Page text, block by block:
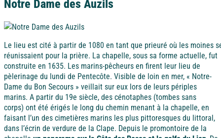
Languedoc
Corse
Côte d'Azur
Ile d'Oléron
Côte d’Argent
Pays basque
Nord / Manche
Notre Dame des Auzils
Le lieu est cité à partir de 1080 en tant que prieuré où les moines
réunissaient pour la prière. La chapelle, sous sa forme actuelle, fut
construite en 1635. Les marins-pêcheurs en firent leur lieu de
pèlerinage du lundi de Pentecôte. Visible de loin en mer, « Notre-
Dame du Bon Secours » veillait sur eux lors de leurs périples
marins. A partir du 19e siècle, des cénotaphes (tombes sans
corps) ont été érigés le long du chemin menant à la chapelle, en
faisant l’un des cimetières marins les plus pittoresques du littoral,
dans l’écrin de verdure de la Clape. Depuis le promontoire de la